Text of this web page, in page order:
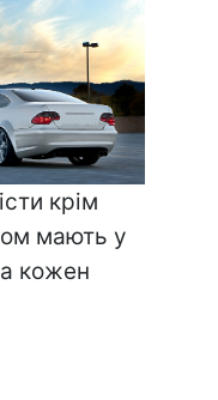
крім
мають у
кожен